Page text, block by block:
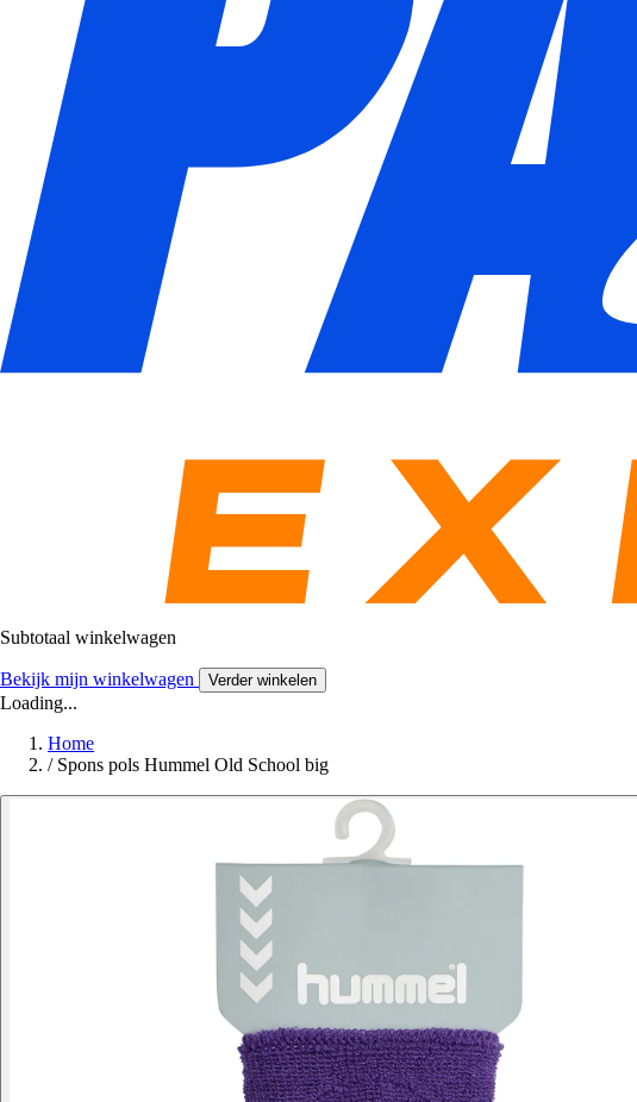
Subtotaal winkelwagen
Bekijk mijn winkelwagen Verder winkelen
Loading...
Home
/ Spons pols Hummel Old School big